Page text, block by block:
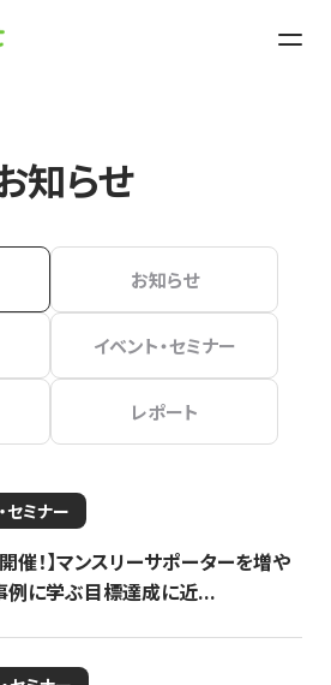
知らせ
お知らせ
イベント・セミナー
レポート
セミナー
催！】マンスリーサポーターを増や
例に学ぶ目標達成に近...